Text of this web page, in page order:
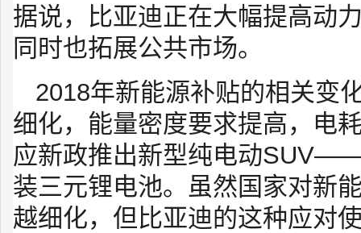
据说，比亚迪正在大幅提高动
同时也拓展公共市场。
2018年新能源补贴的相关变
细化，能量密度要求提高，电
应新政推出新型纯电动
装三元锂电池。虽然国家对新
越细化，但比亚迪的这种应对